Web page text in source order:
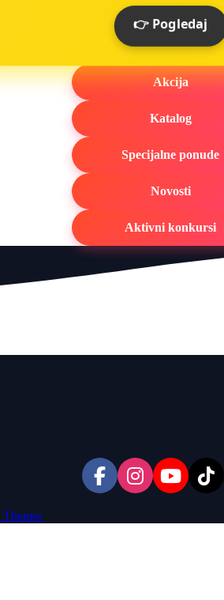
👉 Pogledaj
Akcija
Katalog
Specijalne ponude
Novosti
Aktivni konkursi
Themes